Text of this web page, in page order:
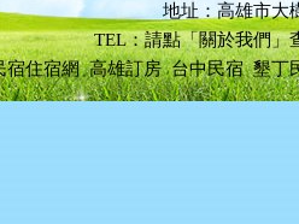
地址：高雄市大
TEL：請點「關於我們」
宿住宿網 高雄訂房 台中民宿 墾丁